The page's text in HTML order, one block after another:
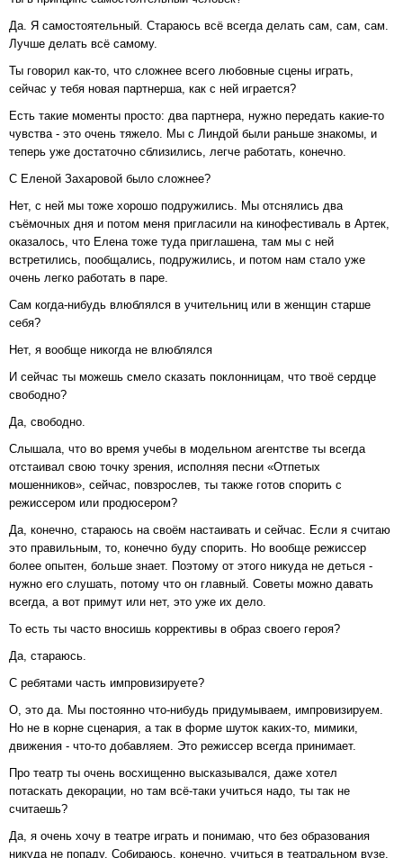
Да. Я самостоятельный. Стараюсь всё всегда делать сам, сам, сам.
Лучше делать всё самому.
Ты говорил как-то, что сложнее всего любовные сцены играть,
сейчас у тебя новая партнерша, как с ней играется?
Есть такие моменты просто: два партнера, нужно передать какие-то
чувства - это очень тяжело. Мы с Линдой были раньше знакомы, и
теперь уже достаточно сблизились, легче работать, конечно.
С Еленой Захаровой было сложнее?
Нет, с ней мы тоже хорошо подружились. Мы отснялись два
съёмочных дня и потом меня пригласили на кинофестиваль в Артек,
оказалось, что Елена тоже туда приглашена, там мы с ней
встретились, пообщались, подружились, и потом нам стало уже
очень легко работать в паре.
Сам когда-нибудь влюблялся в учительниц или в женщин старше
себя?
Нет, я вообще никогда не влюблялся
И сейчас ты можешь смело сказать поклонницам, что твоё сердце
свободно?
Да, свободно.
Слышала, что во время учебы в модельном агентстве ты всегда
отстаивал свою точку зрения, исполняя песни «Отпетых
мошенников», сейчас, повзрослев, ты также готов спорить с
режиссером или продюсером?
Да, конечно, стараюсь на своём настаивать и сейчас. Если я считаю
это правильным, то, конечно буду спорить. Но вообще режиссер
более опытен, больше знает. Поэтому от этого никуда не деться -
нужно его слушать, потому что он главный. Советы можно давать
всегда, а вот примут или нет, это уже их дело.
То есть ты часто вносишь коррективы в образ своего героя?
Да, стараюсь.
С ребятами часть импровизируете?
О, это да. Мы постоянно что-нибудь придумываем, импровизируем.
Но не в корне сценария, а так в форме шуток каких-то, мимики,
движения - что-то добавляем. Это режиссер всегда принимает.
Про театр ты очень восхищенно высказывался, даже хотел
потаскать декорации, но там всё-таки учиться надо, ты так не
считаешь?
Да, я очень хочу в театре играть и понимаю, что без образования
никуда не попаду. Собираюсь, конечно, учиться в театральном вузе.